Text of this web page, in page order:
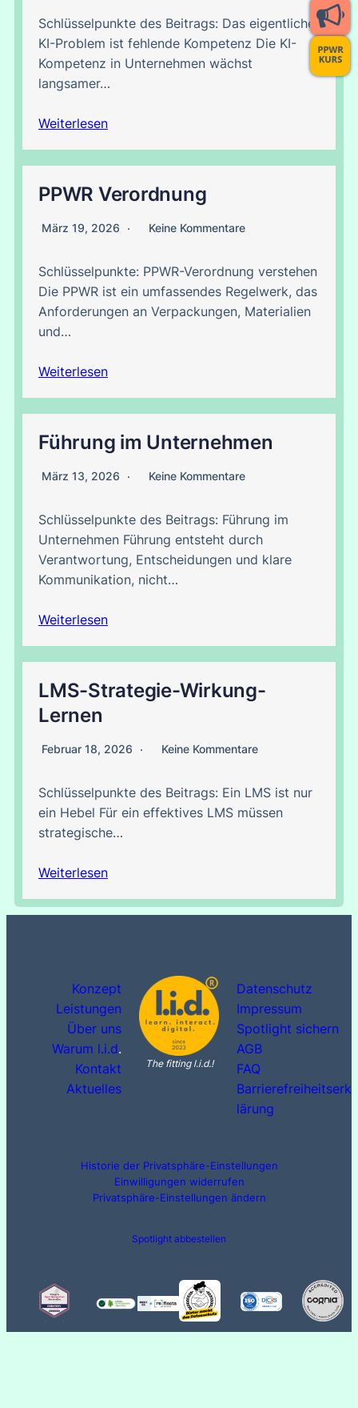
Schlüsselpunkte des Beitrags: Das eigentliche
KI-Problem ist fehlende Kompetenz Die KI-
Kompetenz in Unternehmen wächst
langsamer…
Weiterlesen
PPWR Verordnung
März 19, 2026 Keine Kommentare
Schlüsselpunkte: PPWR-Verordnung verstehen
Die PPWR ist ein umfassendes Regelwerk, das
Anforderungen an Verpackungen, Materialien
und…
Weiterlesen
Führung im Unternehmen
März 13, 2026 Keine Kommentare
Schlüsselpunkte des Beitrags: Führung im
Unternehmen Führung entsteht durch
Verantwortung, Entscheidungen und klare
Kommunikation, nicht…
Weiterlesen
LMS-Strategie-Wirkung-
Lernen
Februar 18, 2026 Keine Kommentare
Schlüsselpunkte des Beitrags: Ein LMS ist nur
ein Hebel Für ein effektives LMS müssen
strategische…
Weiterlesen
Konzept
Leistungen
Über uns
Warum l.i.d.
Kontakt
Aktuelles
The fitting l.i.d.!
Datenschutz
Impressum
Spotlight sichern
AGB
FAQ
Barrierefreiheitserk
lärung
Historie der Privatsphäre-Einstellungen
Einwilligungen widerrufen
Privatsphäre-Einstellungen ändern
Spotlight abbestellen